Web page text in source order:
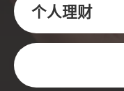
个人理财
关键字